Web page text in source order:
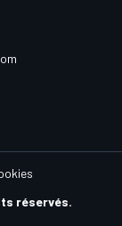
réservés.